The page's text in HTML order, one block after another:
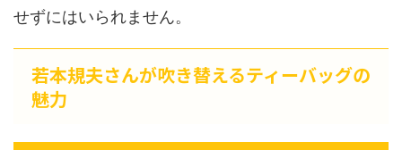
せずにはいられません。
若本規夫さんが吹き替えるティーバッグの
魅力